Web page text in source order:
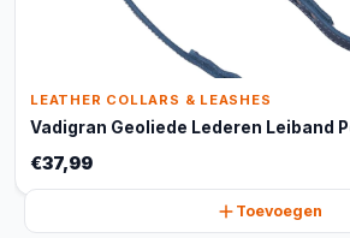
LEATHER COLLARS & LEASHES
Vadigran Geoliede Lederen Leiband
€37,99
Toevoegen